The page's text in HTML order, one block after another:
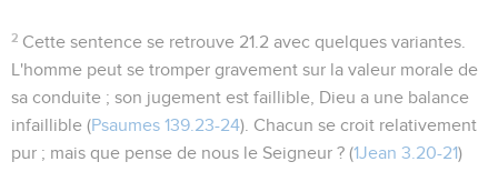
2 Cette sentence se retrouve 21.2 avec quelques variantes.
L'homme peut se tromper gravement sur la valeur morale de
sa conduite ; son jugement est faillible, Dieu a une balance
infaillible (Psaumes 139.23-24). Chacun se croit relativement
pur ; mais que pense de nous le Seigneur ? (1Jean 3.20-21)